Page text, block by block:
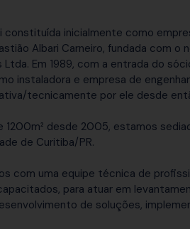
constituída inicialmente como
Albari Carneiro, fundada com o
Em 1989, com a entrada do
instaladora e empresa de
tecnicamente por ele desde
1200m² desde 2005, estamos
de Curitiba/PR.
com uma equipe técnica de
para atuar em
de soluções,